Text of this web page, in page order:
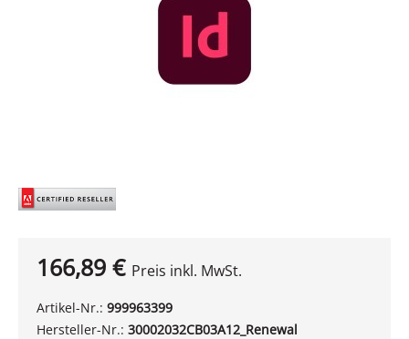
166,89 € Preis inkl. MwSt.
Artikel-Nr.: 999963399
Hersteller-Nr.: 30002032CB03A12_Renewal